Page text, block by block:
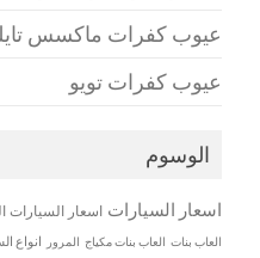
عيوب كفرات ماكسس
عيوب كفرات تويو
الوسوم
اسعار السيارات اسعار السيارات
العاب بنات العاب بنات مكياج المرور انواع